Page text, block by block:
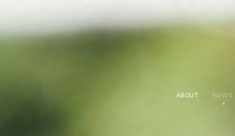
ABOUT NEWS